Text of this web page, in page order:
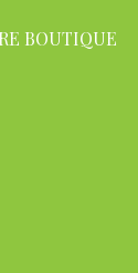
BOUTIQUE